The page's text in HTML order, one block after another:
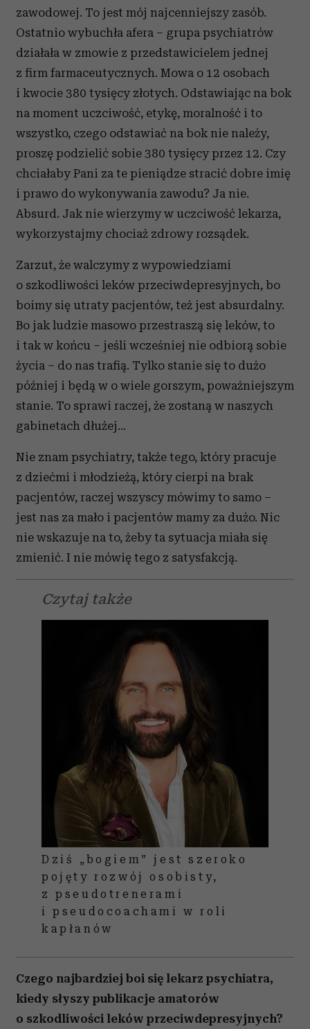
zawodowej. To jest mój najcenniejszy zasób.
Ostatnio wybuchła afera – grupa psychiatrów
działała w zmowie z przedstawicielem jednej
z firm farmaceutycznych. Mowa o 12 osobach
i kwocie 380 tysięcy złotych. Odstawiając na bok
na moment uczciwość, etykę, moralność i to
wszystko, czego odstawiać na bok nie należy,
proszę podzielić sobie 380 tysięcy przez 12. Czy
chciałaby Pani za te pieniądze stracić dobre imię
i prawo do wykonywania zawodu? Ja nie.
Absurd. Jak nie wierzymy w uczciwość lekarza,
wykorzystajmy chociaż zdrowy rozsądek.
Zarzut, że walczymy z wypowiedziami
o szkodliwości leków przeciwdepresyjnych, bo
boimy się utraty pacjentów, też jest absurdalny.
Bo jak ludzie masowo przestraszą się leków, to
i tak w końcu – jeśli wcześniej nie odbiorą sobie
życia – do nas trafią. Tylko stanie się to dużo
później i będą w o wiele gorszym, poważniejszym
stanie. To sprawi raczej, że zostaną w naszych
gabinetach dłużej…
Nie znam psychiatry, także tego, który pracuje
z dziećmi i młodzieżą, który cierpi na brak
pacjentów, raczej wszyscy mówimy to samo –
jest nas za mało i pacjentów mamy za dużo. Nic
nie wskazuje na to, żeby ta sytuacja miała się
zmienić. I nie mówię tego z satysfakcją.
Czytaj także
Dziś „bogiem” jest szeroko
pojęty rozwój osobisty,
z pseudotrenerami
i pseudocoachami w roli
kapłanów
Czego najbardziej boi się lekarz psychiatra,
kiedy słyszy publikacje amatorów
o szkodliwości leków przeciwdepresyjnych?